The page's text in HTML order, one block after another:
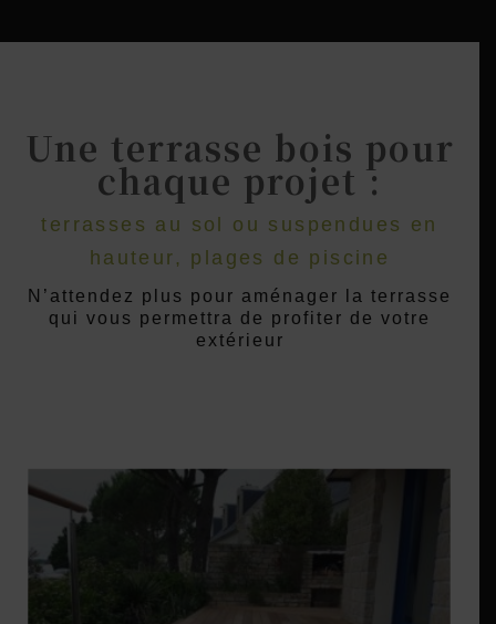
Une terrasse bois pour
chaque projet :
terrasses au sol ou suspendues en
hauteur, plages de piscine
N’attendez plus pour aménager la terrasse
qui vous permettra de profiter de votre
extérieur